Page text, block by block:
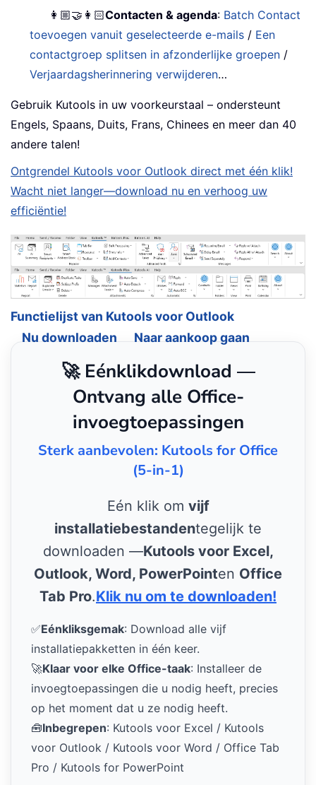
👩🏼‍🤝‍👩🏻Contacten & agenda: Batch Contact
toevoegen vanuit geselecteerde e-mails / Een
contactgroep splitsen in afzonderlijke groepen /
Verjaardagsherinnering verwijderen…
Gebruik Kutools in uw voorkeurstaal – ondersteunt
Engels, Spaans, Duits, Frans, Chinees en meer dan 40
andere talen!
Ontgrendel Kutools voor Outlook direct met één klik!
Wacht niet langer—download nu en verhoog uw
efficiëntie!
Functielijst van Kutools voor Outlook
Nu downloaden
Naar aankoop gaan
🚀 Eénklikdownload —
Ontvang alle Office-
invoegtoepassingen
Sterk aanbevolen: Kutools for Office
(5-in-1)
Eén klik om vijf
installatiebestandentegelijk te
downloaden —Kutools voor Excel,
Outlook, Word, PowerPointen Office
Tab Pro.Klik nu om te downloaden!
✅Eénkliksgemak: Download alle vijf
installatiepakketten in één keer.
🚀Klaar voor elke Office-taak: Installeer de
invoegtoepassingen die u nodig heeft, precies
op het moment dat u ze nodig heeft.
🧰Inbegrepen: Kutools voor Excel / Kutools
voor Outlook / Kutools voor Word / Office Tab
Pro / Kutools for PowerPoint